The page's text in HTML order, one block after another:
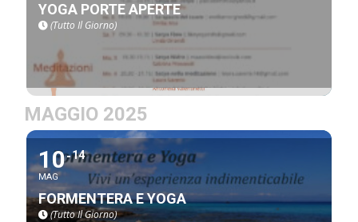
YOGA PORTE APERTE
(Tutto Il Giorno)
MAGGIO 2025
10
MAG
14
FORMENTERA E YOGA
(Tutto Il Giorno)